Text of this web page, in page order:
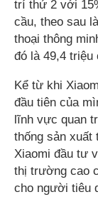
trí thứ 2 với
cầu, theo sau
thoại thông
đó là 49,4 triệu
Kể từ khi
đầu tiên của
lĩnh vực quan
thống sản xuất
Xiaomi đầu tư
thị trường cao
cho người tiêu